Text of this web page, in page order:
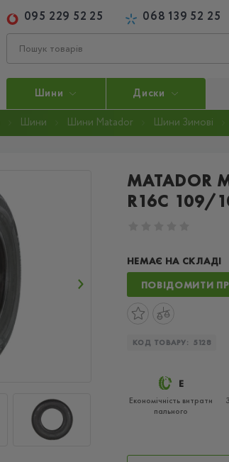
095 229 52 25 068 139 52 25
Шини Диски
Шини Шини Matador Шини Зимові
MATADOR
R16C 109/
НЕМАЄ НА СКЛАДІ
ПОВІДОМИТИ
КОД ТОВАРУ: 5128
E
Економічність витрати
пального